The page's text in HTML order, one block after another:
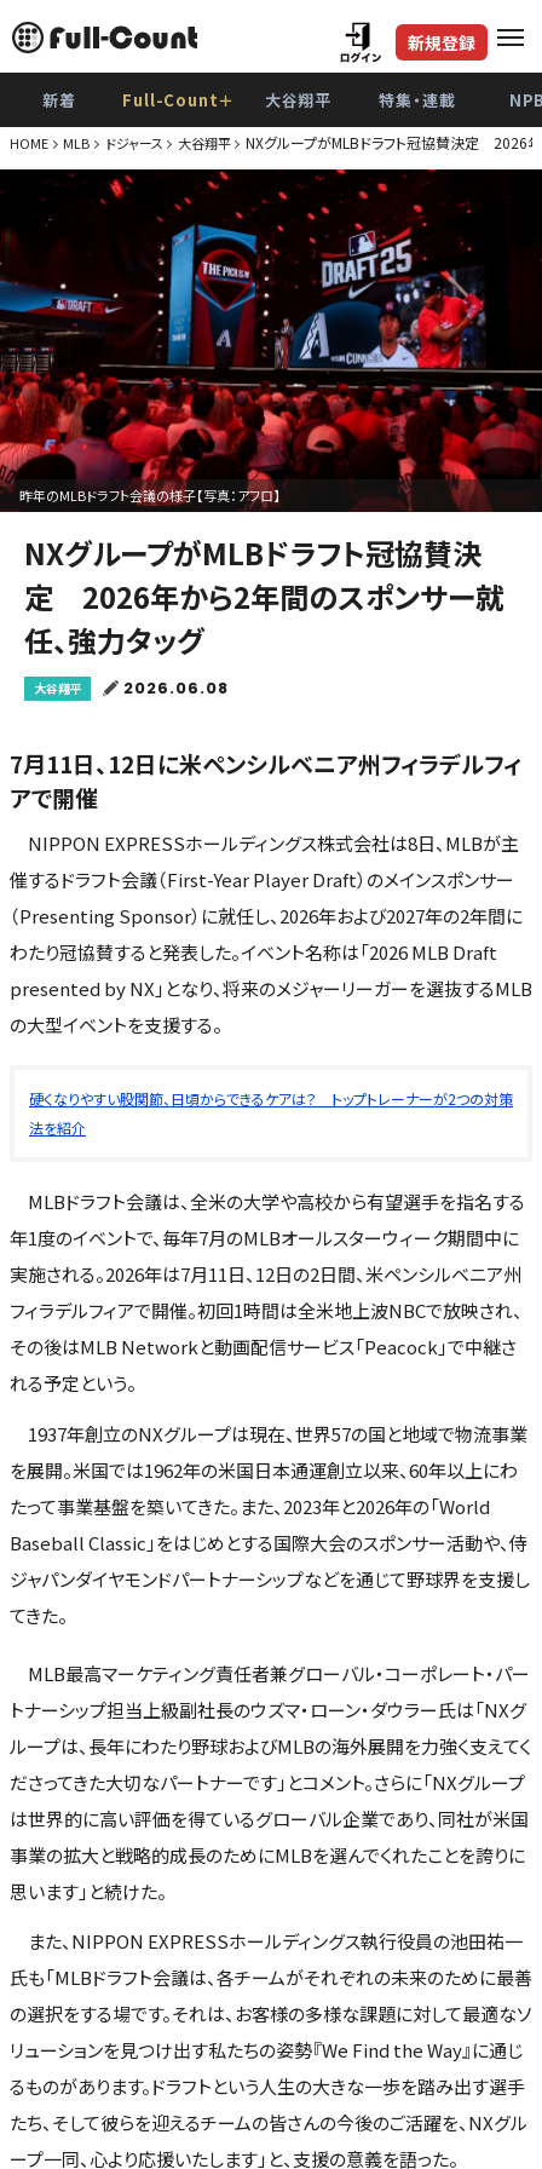
新規登録
新着 Full-Count＋ 大谷翔平 特集・連載
HOME MLB ドジャース 大谷翔平 NXグループがMLBドラフト冠協賛決定 2026
昨年のMLBドラフト会議の様子【写真：アフロ】
NXグループがMLBドラフト冠協賛決
定 2026年から2年間のスポンサー就
任、強力タッグ
大谷翔平 2026.06.08
7月11日、12日に米ペンシルベニア州フィラデルフィ
アで開催
NIPPON EXPRESSホールディングス株式会社は8日、MLBが主
催するドラフト会議（First-Year Player Draft）のメインスポンサー
（Presenting Sponsor）に就任し、2026年および2027年の2年間に
わたり冠協賛すると発表した。イベント名称は「2026 MLB Draft
presented by NX」となり、将来のメジャーリーガーを選抜するMLB
の大型イベントを支援する。
硬くなりやすい股関節、日頃からできるケアは？ トップトレーナーが2つの対策
法を紹介
MLBドラフト会議は、全米の大学や高校から有望選手を指名する
年1度のイベントで、毎年7月のMLBオールスターウィーク期間中に
実施される。2026年は7月11日、12日の2日間、米ペンシルベニア州
フィラデルフィアで開催。初回1時間は全米地上波NBCで放映され、
その後はMLB Networkと動画配信サービス「Peacock」で中継さ
れる予定という。
1937年創立のNXグループは現在、世界57の国と地域で物流事業
を展開。米国では1962年の米国日本通運創立以来、60年以上にわ
たって事業基盤を築いてきた。また、2023年と2026年の「World
Baseball Classic」をはじめとする国際大会のスポンサー活動や、侍
ジャパンダイヤモンドパートナーシップなどを通じて野球界を支援し
てきた。
MLB最高マーケティング責任者兼グローバル・コーポレート・パー
トナーシップ担当上級副社長のウズマ・ローン・ダウラー氏は「NXグ
ループは、長年にわたり野球およびMLBの海外展開を力強く支えてく
ださってきた大切なパートナーです」とコメント。さらに「NXグループ
は世界的に高い評価を得ているグローバル企業であり、同社が米国
事業の拡大と戦略的成長のためにMLBを選んでくれたことを誇りに
思います」と続けた。
また、NIPPON EXPRESSホールディングス執行役員の池田祐一
氏も「MLBドラフト会議は、各チームがそれぞれの未来のために最善
の選択をする場です。それは、お客様の多様な課題に対して最適なソ
リューションを見つけ出す私たちの姿勢『We Find the Way』に通じ
るものがあります。ドラフトという人生の大きな一歩を踏み出す選手
たち、そして彼らを迎えるチームの皆さんの今後のご活躍を、NXグル
ープ一同、心より応援いたします」と、支援の意義を語った。